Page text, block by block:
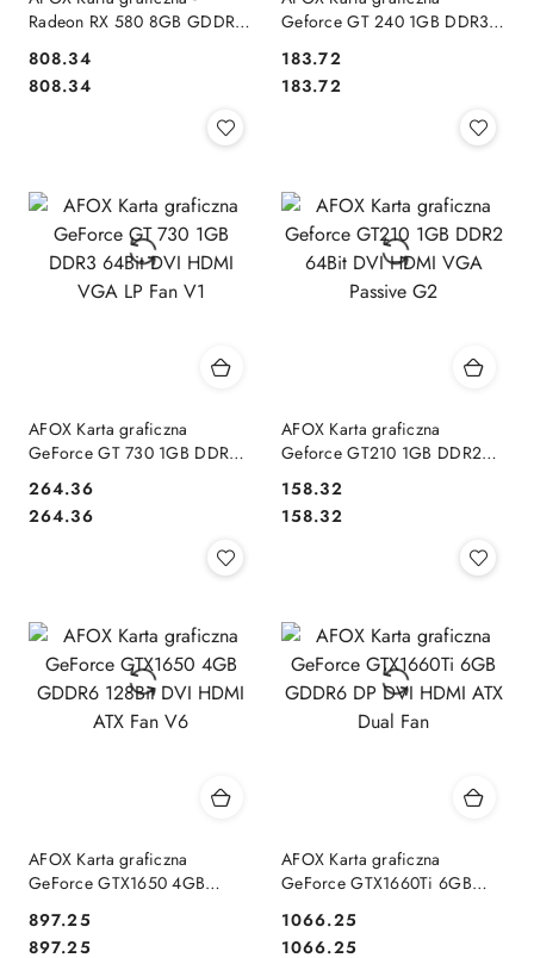
Radeon RX 580 8GB GDDR5
Cena:
808.34
Cena:
808.34
Geforce GT 240 1GB DDR3
V2
Cena:
183.72
Cena:
183.72
AFOX Karta graficzna
GeForce GT 730 1GB DDR3
V1
Cena:
264.36
Cena:
264.36
AFOX Karta graficzna
Geforce GT210 1GB DDR2
G2
Cena:
158.32
Cena:
158.32
AFOX Karta graficzna
GeForce GTX1650 4GB
Fan V6
Cena:
897.25
Cena:
897.25
AFOX Karta graficzna
GeForce GTX1660Ti 6GB
Dual Fan
Cena:
1066.25
Cena:
1066.25